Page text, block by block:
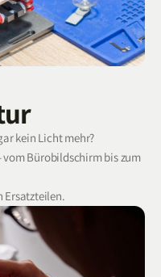
kein Licht mehr?
Bürobildschirm bis zum
Ersatzteilen.